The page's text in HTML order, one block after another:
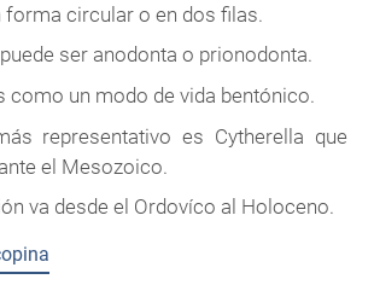
forma circular o en dos filas.
ser anodonta o prionodonta.
como un modo de vida bentónico.
representativo es Cytherella que
el Mesozoico.
va desde el Ordovíco al Holoceno.